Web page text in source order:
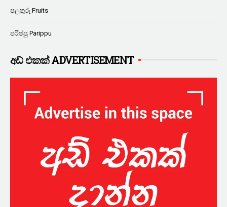
පලතුරු Fruits
පරිප්පු Parippu
අඩ් එකක් ADVERTISEMENT